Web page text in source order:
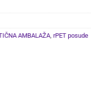
AMBALAŽA, rPET posude